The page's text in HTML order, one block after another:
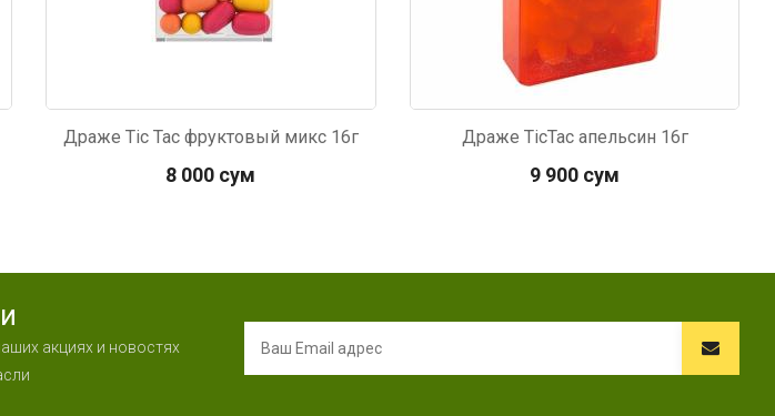
Драже Tic Tac фруктовый микс 16г
8 000 сум
Драже TicTac апельсин 16г
9 900 сум
акциях и новостях